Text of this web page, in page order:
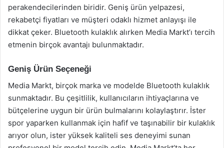
perakendecilerinden biridir. Geniş ürün yelpazesi,
rekabetçi fiyatları ve müşteri odaklı hizmet anlayışı ile
dikkat çeker. Bluetooth kulaklık alırken Media Markt’ı tercih
etmenin birçok avantajı bulunmaktadır.
Geniş Ürün Seçeneği
Media Markt, birçok marka ve modelde Bluetooth kulaklık
sunmaktadır. Bu çeşitlilik, kullanıcıların ihtiyaçlarına ve
bütçelerine uygun bir ürün bulmalarını kolaylaştırır. İster
spor yaparken kullanmak için hafif ve taşınabilir bir kulaklık
arıyor olun, ister yüksek kaliteli ses deneyimi sunan